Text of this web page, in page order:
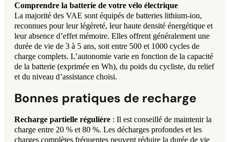
Comprendre la batterie de votre vélo électrique
La majorité des VAE sont équipés de batteries lithium-ion,
reconnues pour leur légèreté, leur haute densité énergétique et
leur absence d’effet mémoire. Elles offrent généralement une
durée de vie de 3 à 5 ans, soit entre 500 et 1000 cycles de
charge complets. L’autonomie varie en fonction de la capacité
de la batterie (exprimée en Wh), du poids du cycliste, du relief
et du niveau d’assistance choisi.
Bonnes pratiques de recharge
Recharge partielle régulière : Il est conseillé de maintenir la
charge entre 20 % et 80 %. Les décharges profondes et les
charges complètes fréquentes peuvent réduire la durée de vie